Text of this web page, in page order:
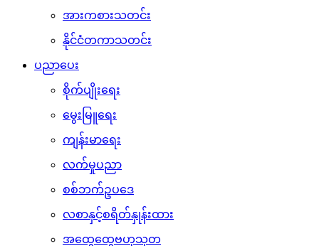
အားကစားသတင်း
နိုင်ငံတကာသတင်း
ပညာပေး
စိုက်ပျိုးရေး
မွေးမြူရေး
ကျန်းမာရေး
လက်မှုပညာ
စစ်ဘက်ဥပဒေ
လစာနှင့်စရိတ်နှုန်းထား
အထွေထွေဗဟုသုတ